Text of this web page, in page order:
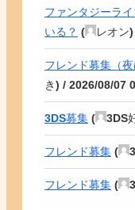
ファンタジーラ
いる？ ( レオン
フレンド募集（夜
き) / 2026/08/07
3DS募集 ( 3DS
フレンド募集 (
フレンド募集 (